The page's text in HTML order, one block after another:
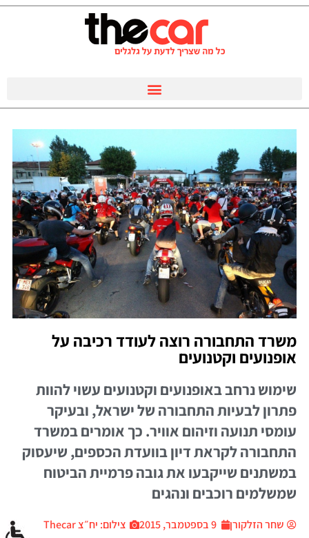
משרד התחבורה רוצה לעודד רכיבה על
אופנועים וקטנועים
שימוש נרחב באופנועים וקטנועים עשוי להוות
פתרון לבעיות התחבורה של ישראל, ובעיקר
עומסי תנועה וזיהום אוויר. כך אומרים במשרד
התחבורה לקראת דיון בוועדת הכספים, שיעסוק
במשתנים שייקבעו את גובה פרמיית הביטוח
שמשלמים רוכבים ונהגים
שחר הזלקורן 9 בספטמבר, 2015 צילום: יח״צ Thecar